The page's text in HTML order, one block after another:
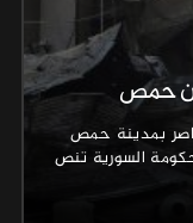
بمدينة حمص
السورية تنص